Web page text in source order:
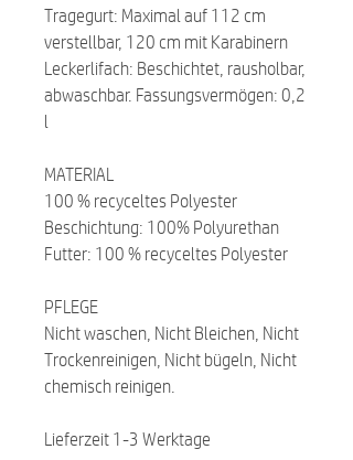
Tragegurt: Maximal auf 112 cm
verstellbar, 120 cm mit Karabinern
Leckerlifach: Beschichtet, rausholbar,
abwaschbar. Fassungsvermögen: 0,2
l
MATERIAL
100 % recyceltes Polyester
Beschichtung: 100% Polyurethan
Futter: 100 % recyceltes Polyester
PFLEGE
Nicht waschen, Nicht Bleichen, Nicht
Trockenreinigen, Nicht bügeln, Nicht
chemisch reinigen.
Lieferzeit 1-3 Werktage